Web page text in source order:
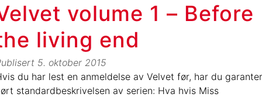
volume 1 – Before
living end
5. oktober 2015
du har lest en anmeldelse av Velvet før, har du
standardbeskrivelsen av serien: Hva hvis Miss